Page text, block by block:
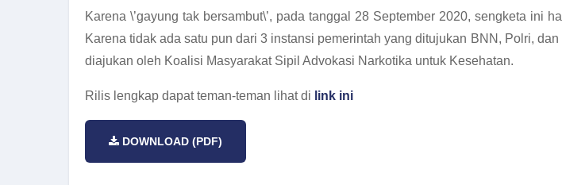
Karena \’gayung tak bersambut\’, pada tanggal 28 September 2020, sengketa ini
Karena tidak ada satu pun dari 3 instansi pemerintah yang ditujukan BNN, Polri,
diajukan oleh Koalisi Masyarakat Sipil Advokasi Narkotika untuk Kesehatan.
Rilis lengkap dapat teman-teman lihat di link ini
DOWNLOAD (PDF)